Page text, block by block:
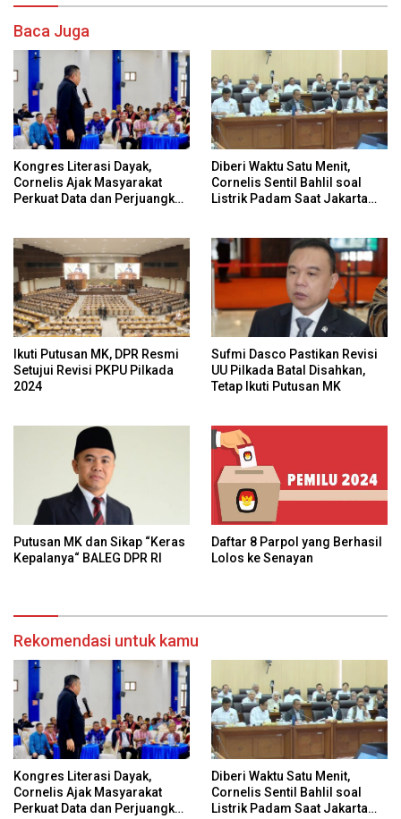
Baca Juga
Kongres Literasi Dayak,
Cornelis Ajak Masyarakat
Perkuat Data dan Perjuangkan
Diberi Waktu Satu Menit,
Cornelis Sentil Bahlil soal
Listrik Padam Saat Jakarta
Ikuti Putusan MK, DPR Resmi
Setujui Revisi PKPU Pilkada
2024
Sufmi Dasco Pastikan Revisi
UU Pilkada Batal Disahkan,
Tetap Ikuti Putusan MK
Putusan MK dan Sikap “Keras
Kepalanya“ BALEG DPR RI
Daftar 8 Parpol yang Berhasil
Lolos ke Senayan
Rekomendasi untuk kamu
Kongres Literasi Dayak,
Cornelis Ajak Masyarakat
Perkuat Data dan Perjuangkan
Diberi Waktu Satu Menit,
Cornelis Sentil Bahlil soal
Listrik Padam Saat Jakarta